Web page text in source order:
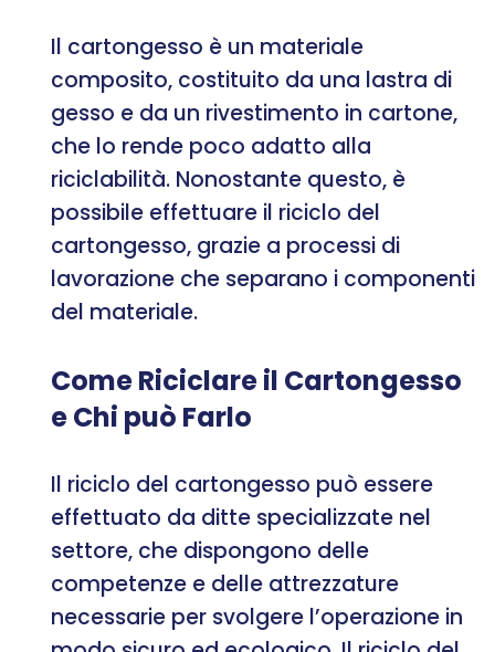
Il cartongesso è un materiale
composito, costituito da una lastra di
gesso e da un rivestimento in cartone,
che lo rende poco adatto alla
riciclabilità. Nonostante questo, è
possibile effettuare il riciclo del
cartongesso, grazie a processi di
lavorazione che separano i componenti
del materiale.
Come Riciclare il Cartongesso
e Chi può Farlo
Il riciclo del cartongesso può essere
effettuato da ditte specializzate nel
settore, che dispongono delle
competenze e delle attrezzature
necessarie per svolgere l’operazione in